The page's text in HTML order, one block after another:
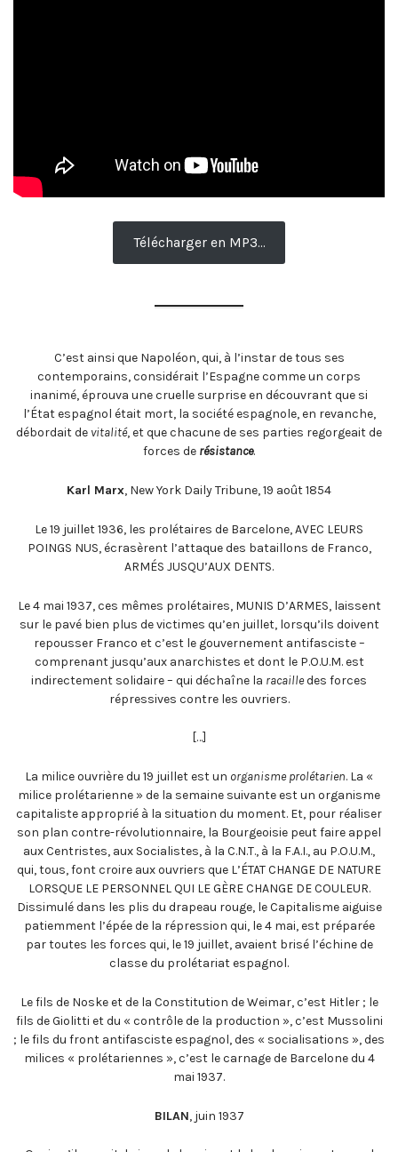
Télécharger en MP3…
C’est ainsi que Napoléon, qui, à l’instar de tous ses
contemporains, considérait l’Espagne comme un corps
inanimé, éprouva une cruelle surprise en découvrant que si
l’État espagnol était mort, la société espagnole, en revanche,
débordait de vitalité, et que chacune de ses parties regorgeait de
forces de résistance.
Karl Marx, New York Daily Tribune, 19 août 1854
Le 19 juillet 1936, les prolétaires de Barcelone, AVEC LEURS
POINGS NUS, écrasèrent l’attaque des bataillons de Franco,
ARMÉS JUSQU’AUX DENTS.
Le 4 mai 1937, ces mêmes prolétaires, MUNIS D’ARMES, laissent
sur le pavé bien plus de victimes qu’en juillet, lorsqu’ils doivent
repousser Franco et c’est le gouvernement antifasciste –
comprenant jusqu’aux anarchistes et dont le P.O.U.M. est
indirectement solidaire – qui déchaîne la racailledes forces
répressives contre les ouvriers.
[…]
La milice ouvrière du 19 juillet est un organisme prolétarien. La «
milice prolétarienne » de la semaine suivante est un organisme
capitaliste approprié à la situation du moment. Et, pour réaliser
son plan contre-révolutionnaire, la Bourgeoisie peut faire appel
aux Centristes, aux Socialistes, à la C.N.T., à la F.A.I., au P.O.U.M.,
qui, tous, font croire aux ouvriers que L’ÉTAT CHANGE DE NATURE
LORSQUE LE PERSONNEL QUI LE GÈRE CHANGE DE COULEUR.
Dissimulé dans les plis du drapeau rouge, le Capitalisme aiguise
patiemment l’épée de la répression qui, le 4 mai, est préparée
par toutes les forces qui, le 19 juillet, avaient brisé l’échine de
classe du prolétariat espagnol.
Le fils de Noske et de la Constitution de Weimar, c’est Hitler ; le
fils de Giolitti et du « contrôle de la production », c’est Mussolini
; le fils du front antifasciste espagnol, des « socialisations », des
milices « prolétariennes », c’est le carnage de Barcelone du 4
mai 1937.
BILAN, juin 1937